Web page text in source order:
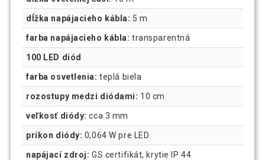
dĺžka napájacieho kábla: 5 m
farba napájacieho kábla: transparentná
100 LED diód
farba osvetlenia: teplá biela
rozostupy medzi diódami: 10 cm
veľkosť diódy: cca 3 mm
príkon diódy: 0,064 W pre LED
napájací zdroj: GS certifikát, krytie IP 44